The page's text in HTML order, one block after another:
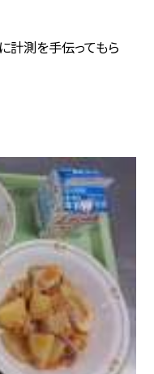
計測を手伝ってもら